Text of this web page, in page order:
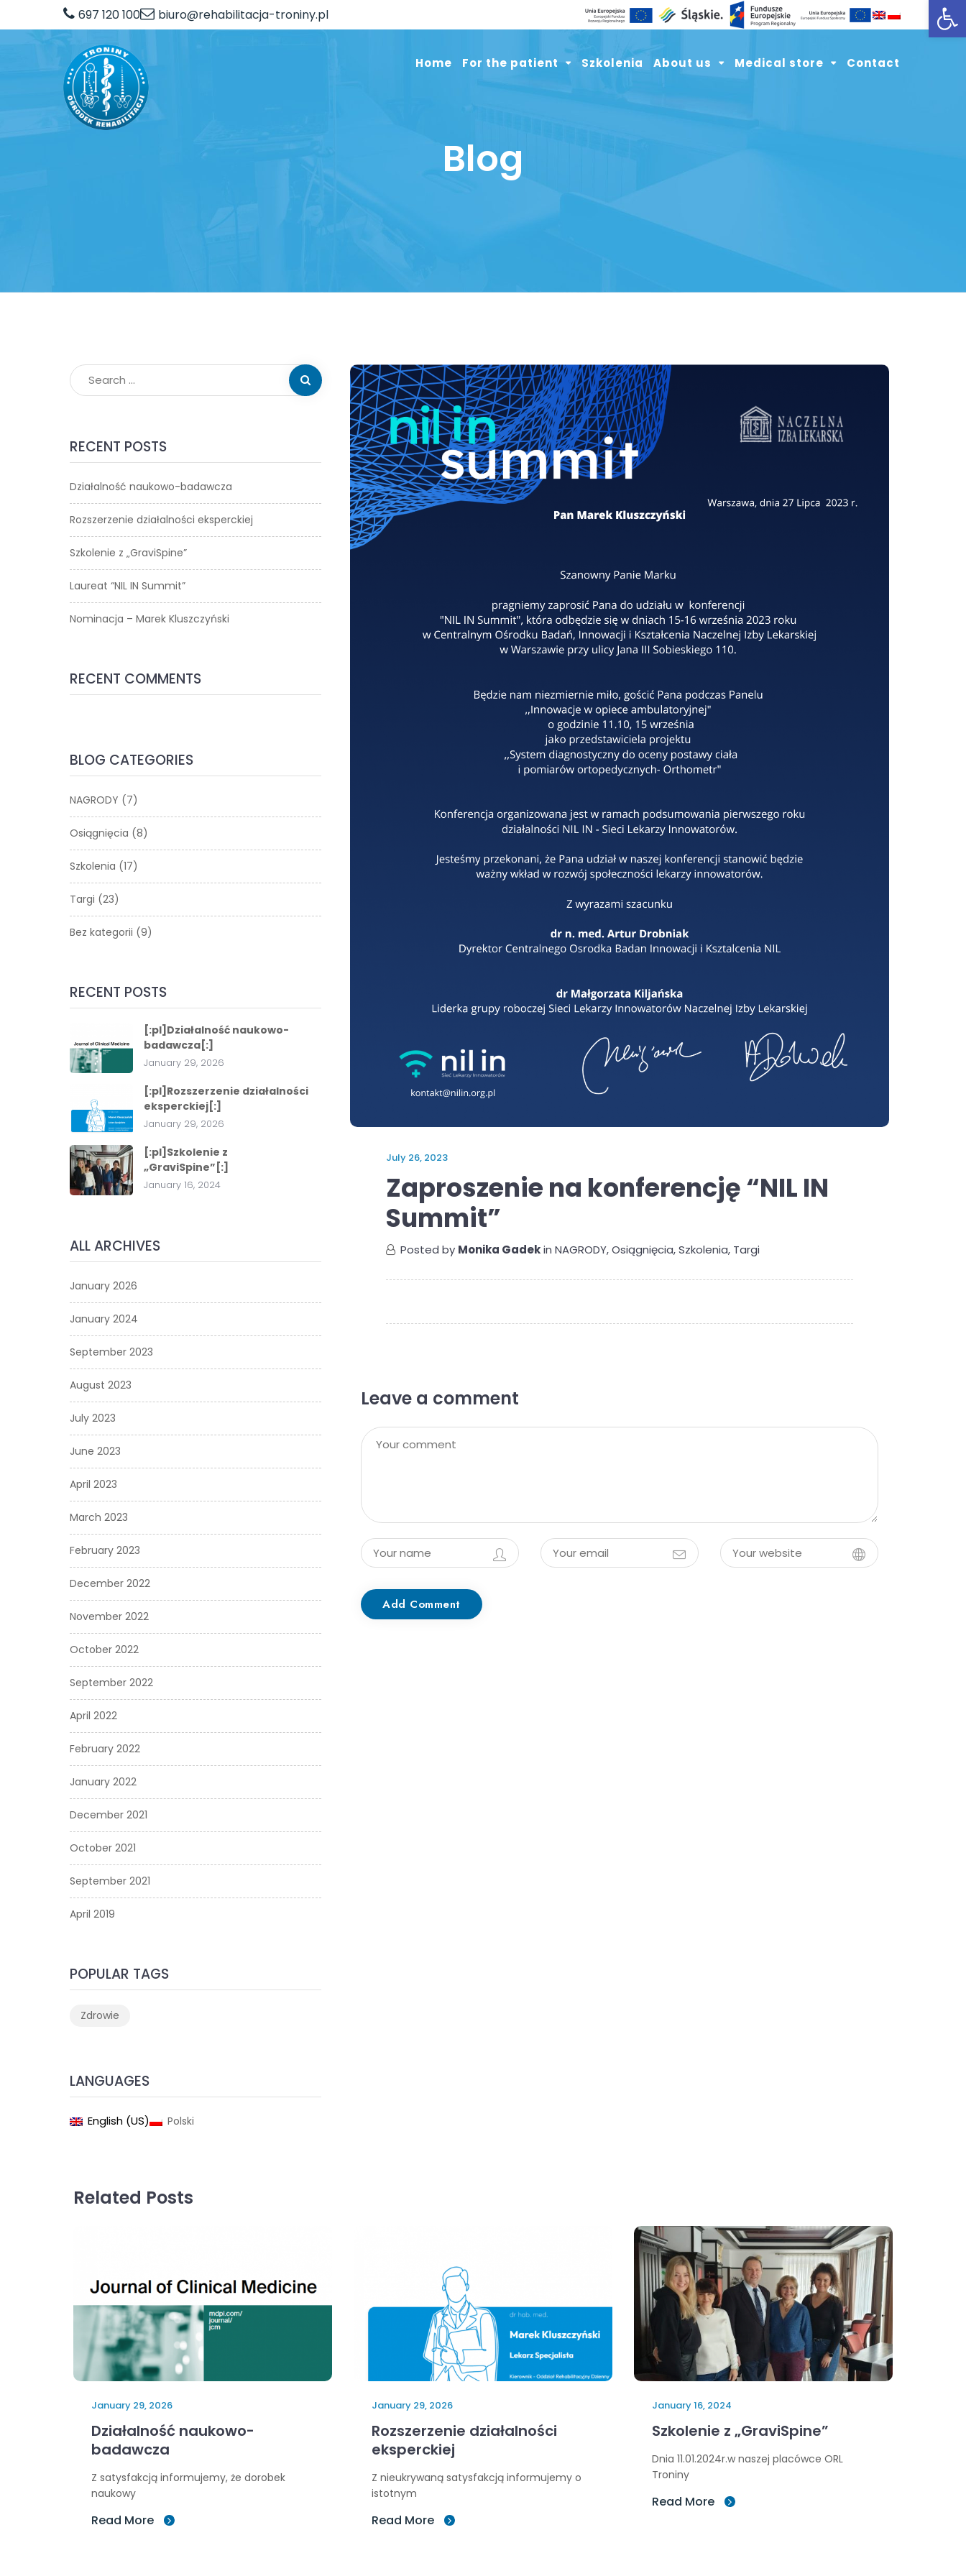
697 120 100 biuro@rehabilitacja-troniny.pl
Home For the patient Szkolenia About us Medical store Contact
Blog
RECENT POSTS
Działalność naukowo-badawcza
Rozszerzenie działalności eksperckiej
Szkolenie z „GraviSpine”
Laureat “NIL IN Summit”
Nominacja – Marek Kluszczyński
RECENT COMMENTS
BLOG CATEGORIES
NAGRODY (7)
Osiągnięcia (8)
Szkolenia (17)
Targi (23)
Bez kategorii (9)
RECENT POSTS
[:pl]Działalność naukowo-
badawcza[:]
January 29, 2026
[:pl]Rozszerzenie działalności
eksperckiej[:]
January 29, 2026
[:pl]Szkolenie z
„GraviSpine”[:]
January 16, 2024
ALL ARCHIVES
January 2026
January 2024
September 2023
August 2023
July 2023
June 2023
April 2023
March 2023
February 2023
December 2022
November 2022
October 2022
September 2022
April 2022
February 2022
January 2022
December 2021
October 2021
September 2021
April 2019
POPULAR TAGS
Zdrowie
LANGUAGES
English (US) Polski
July 26, 2023
Zaproszenie na konferencję “NIL IN
Summit”
Posted by Monika Gadekin NAGRODY,Osiągnięcia,Szkolenia, Targi
Leave a comment
Add Comment
Related Posts
January 29, 2026
Działalność naukowo-
badawcza
Z satysfakcją informujemy, że dorobek
naukowy
Read More
January 29, 2026
Rozszerzenie działalności
eksperckiej
Z nieukrywaną satysfakcją informujemy o
istotnym
Read More
January 16, 2024
Szkolenie z „GraviSpine”
Dnia 11.01.2024r.w naszej placówce ORL
Troniny
Read More